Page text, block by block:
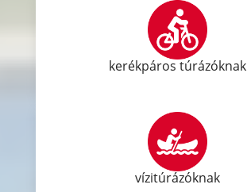
kerékpáros túrázóknak
vízitúrázóknak